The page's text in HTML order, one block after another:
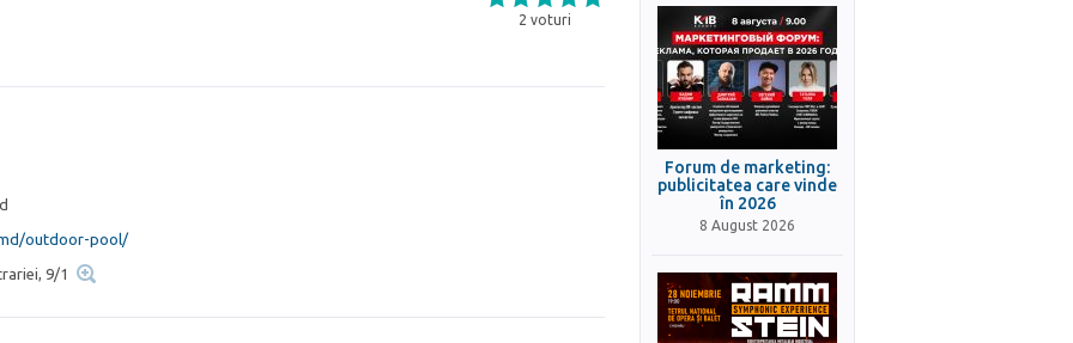
2 voturi
outdoor-pool/
9/1
Forum de marketing:
publicitatea care vinde
în 2026
8 August 2026